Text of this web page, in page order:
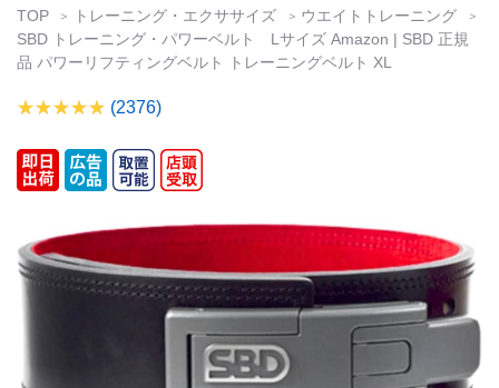
TOP トレーニング・エクササイズ
ウエイトトレーニング
SBD トレーニング・パワーベルト Lサイズ Amazon | SBD 正規
品 パワーリフティングベルト トレーニングベルト XL
(2376)